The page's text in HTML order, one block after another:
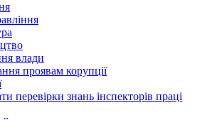
влади
проявам корупції
перевірки знань інспекторів праці